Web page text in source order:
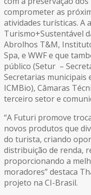
comprometer as
atividades turísticas. A
Turismo+Sustentável
Abrolhos T&M,
Spa, e WWF e que
público (Setur –
Secretarias municipais
ICMBio), Câmaras
terceiro setor e
“A Futuri promove
novos produtos que
do turista, criando
distribuição de renda,
proporcionando a
moradores” destaca
projeto na CI-Brasil.